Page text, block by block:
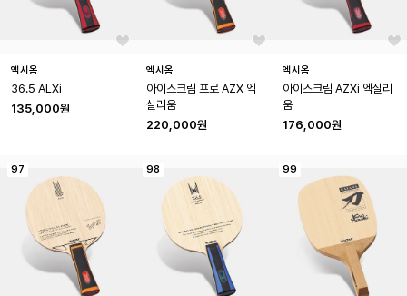
엑시옴
36.5 ALXi
135,000원
엑시옴
아이스크림 프로 AZX 엑
실리움
220,000원
엑시옴
아이스크림 AZXi 엑실리
움
176,000원
97 98 99